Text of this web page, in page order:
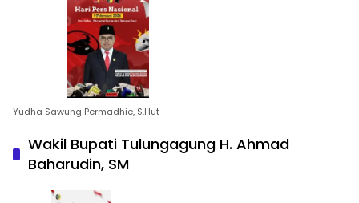
Yudha Sawung Permadhie, S.Hut
Wakil Bupati Tulungagung H. Ahmad
Baharudin, SM